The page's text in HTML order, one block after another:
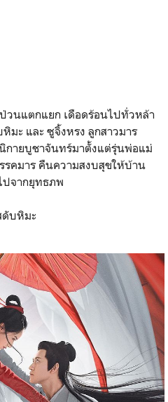
วนแตกแยก เดือดร้อนไปทั่วหล้า
มะ และ ซูจิ้งหรง ลูกสาวมาร
ายบูชาจันทร์มาตั้งแต่รุ่นพ่อแม่
คมาร คืนความสงบสุขให้บ้าน
ปจากยุทธภพ
บหิมะ